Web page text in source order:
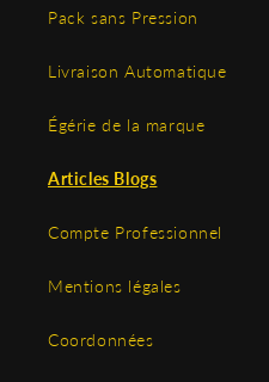
Pack sans Pression
Livraison Automatique
Égérie de la marque
Articles Blogs
Compte Professionnel
Mentions légales
Coordonnées